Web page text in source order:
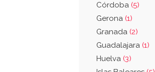
Córdoba (5)
Gerona (1)
Granada (2)
Guadalajara (1)
Huelva (3)